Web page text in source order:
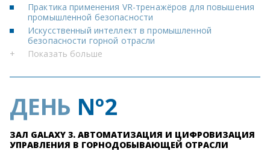
Практика применения VR-тренажёров для повышения
промышленной безопасности
Искусственный интеллект в промышленной
безопасности горной отрасли
+
Показать больше
ДЕНЬ Nº2
ЗАЛ GALAXY 3. АВТОМАТИЗАЦИЯ И ЦИФРОВИЗАЦИЯ
УПРАВЛЕНИЯ В ГОРНОДОБЫВАЮЩЕЙ ОТРАСЛИ